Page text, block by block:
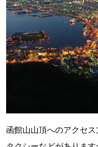
函館山山頂へのアクセス